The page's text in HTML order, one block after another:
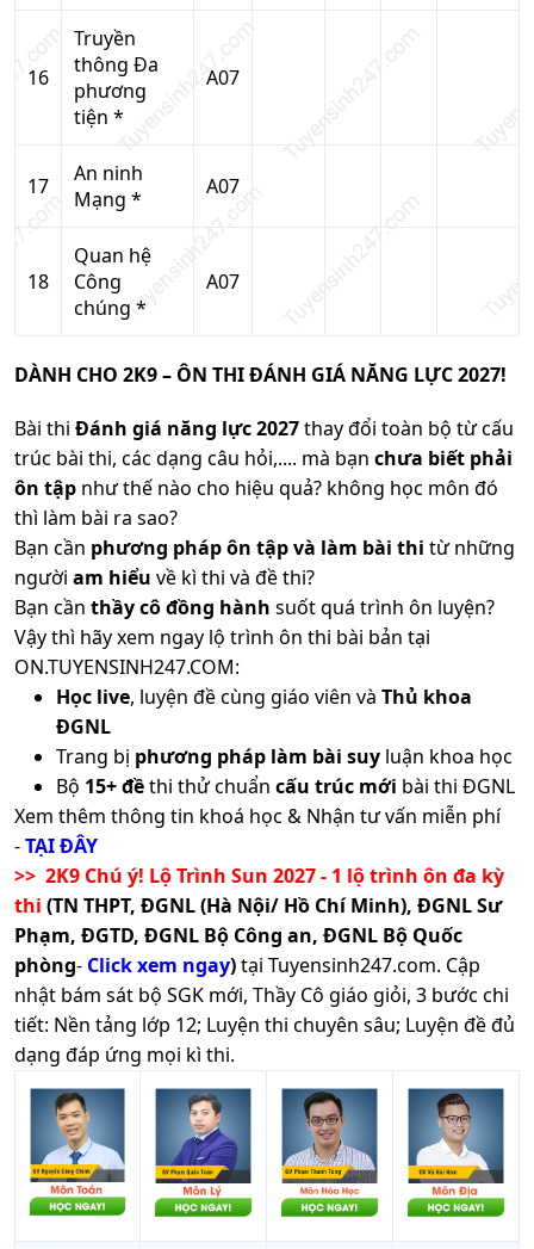
16
Truyền
thông Đa
phương
tiện *
A07
17
An ninh
Mạng *
A07
18
Quan hệ
Công
chúng *
A07
DÀNH CHO 2K9 – ÔN THI ĐÁNH GIÁ NĂNG LỰC 2027!
Bài thi Đánh giá năng lực 2027thay đổi toàn bộ từ cấu
trúc bài thi, các dạng câu hỏi,.... mà bạn chưa biết phải
ôn tập như thế nào cho hiệu quả? không học môn đó
thì làm bài ra sao?
Bạn cần phương pháp ôn tập và làm bài thi từ những
người am hiểu về kì thi và đề thi?
Bạn cần thầy cô đồng hành suốt quá trình ôn luyện?
Vậy thì hãy xem ngay lộ trình ôn thi bài bản tại
ON.TUYENSINH247.COM:
Học live, luyện đề cùng giáo viên và Thủ khoa
ĐGNL
Trang bị phương pháp làm bài suy luận khoa học
Bộ 15+ đềthi thử chuẩn cấu trúc mới bài thi ĐGNL
Xem thêm thông tin khoá học & Nhận tư vấn miễn phí
-TẠI ĐÂY
>> 2K9 Chú ý! Lộ Trình Sun 2027 - 1 lộ trình ôn đa kỳ
thi (TN THPT, ĐGNL (Hà Nội/ Hồ Chí Minh), ĐGNL Sư
Phạm, ĐGTD, ĐGNL Bộ Công an, ĐGNL Bộ Quốc
phòng- Click xem ngay)tại Tuyensinh247.com. Cập
nhật bám sát bộ SGK mới, Thầy Cô giáo giỏi, 3 bước chi
tiết: Nền tảng lớp 12; Luyện thi chuyên sâu; Luyện đề đủ
dạng đáp ứng mọi kì thi.